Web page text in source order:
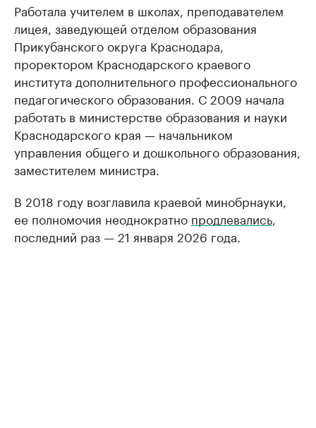
Работала учителем в школах, преподавателем
лицея, заведующей отделом образования
Прикубанского округа Краснодара,
проректором Краснодарского краевого
института дополнительного профессионального
педагогического образования. С 2009 начала
работать в министерстве образования и науки
Краснодарского края — начальником
управления общего и дошкольного образования,
заместителем министра.
В 2018 году возглавила краевой минобрнауки,
ее полномочия неоднократно продлевались
последний раз — 21 января 2026 года.